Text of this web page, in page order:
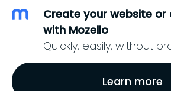
Create your website or
with Mozello
Quickly, easily, without
Learn more